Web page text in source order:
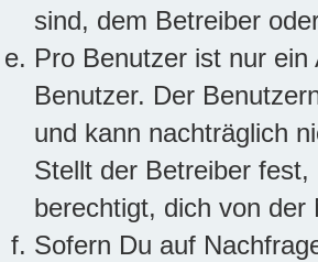
sind, dem Betreiber
Pro Benutzer ist nur
Benutzer. Der
und kann nachträglich
Stellt der Betreiber
berechtigt, dich von
Sofern Du auf